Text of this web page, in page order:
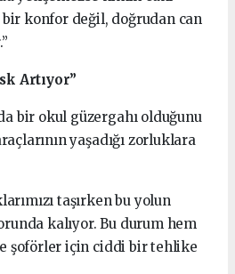
konfor değil, doğrudan can
Artıyor”
bir okul güzergahı olduğunu
yaşadığı zorluklara
taşırken bu yolun
kalıyor. Bu durum hem
şoförler için ciddi bir tehlike